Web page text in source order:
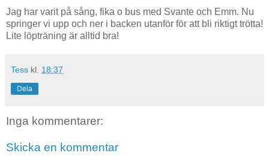
Jag har varit på sång, fika o bus med Svante och Emm. Nu
springer vi upp och ner i backen utanför för att bli riktigt trötta!
Lite löpträning är alltid bra!
Tess kl. 18:37
Dela
Inga kommentarer:
Skicka en kommentar